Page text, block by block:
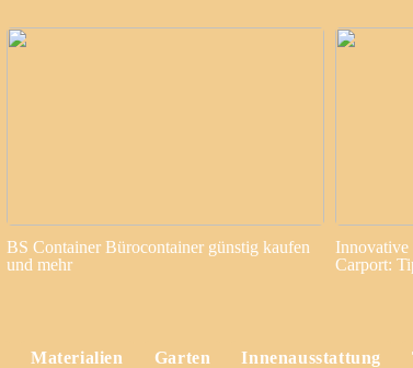
BS Container Bürocontainer günstig kaufen
und mehr
Innovative
Carport:
Materialien Garten Innenausstattung